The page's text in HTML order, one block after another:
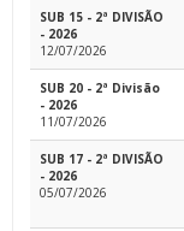
SUB 15 - 2ª DIVISÃO
- 2026
12/07/2026
SUB 20 - 2ª Divisão
- 2026
11/07/2026
SUB 17 - 2ª DIVISÃO
- 2026
05/07/2026